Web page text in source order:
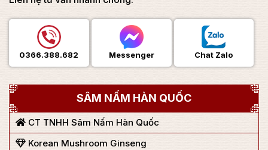
0366.388.682 Messenger Chat Zalo
SÂM NẤM HÀN QUỐC
CT TNHH Sâm Nấm Hàn Quốc
Korean Mushroom Ginseng